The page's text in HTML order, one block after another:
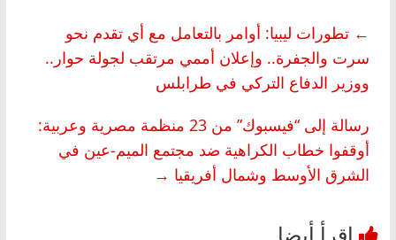
← تطورات ليبيا: أوامر بالتعامل مع أي تقدم نحو
سرت والجفرة.. وإعلان أممي مرتقب لجولة حوار..
ووزير الدفاع التركي في طرابلس
رسالة إلى “فيسبوك” من 23 منظمة مصرية وعربية:
أوقفوا خطاب الكراهية ضد مجتمع الميم-عين في
الشرق الأوسط وشمال أفريقيا →